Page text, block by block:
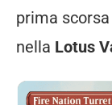
prima
nella Lotus